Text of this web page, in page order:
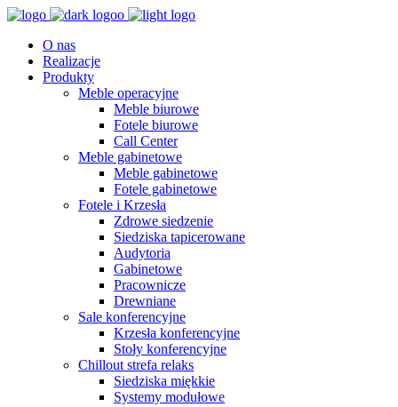
O nas
Realizacje
Produkty
Meble operacyjne
Meble biurowe
Fotele biurowe
Call Center
Meble gabinetowe
Meble gabinetowe
Fotele gabinetowe
Fotele i Krzesła
Zdrowe siedzenie
Siedziska tapicerowane
Audytoria
Gabinetowe
Pracownicze
Drewniane
Sale konferencyjne
Krzesła konferencyjne
Stoły konferencyjne
Chillout strefa relaks
Siedziska miękkie
Systemy modułowe